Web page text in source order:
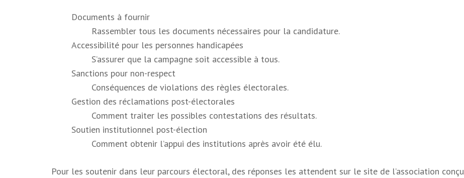
Documents à fournir
Rassembler tous les documents nécessaires pour la candidature.
Accessibilité pour les personnes handicapées
S’assurer que la campagne soit accessible à tous.
Sanctions pour non-respect
Conséquences de violations des règles électorales.
Gestion des réclamations post-électorales
Comment traiter les possibles contestations des résultats.
Soutien institutionnel post-élection
Comment obtenir l’appui des institutions après avoir été élu.
Pour les soutenir dans leur parcours électoral, des réponses les attendent sur le site de l’association conçu